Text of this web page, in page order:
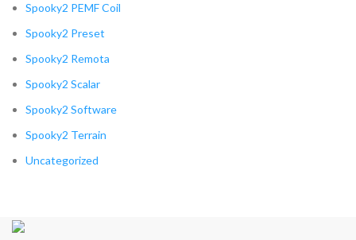
Spooky2 PEMF Coil
Spooky2 Preset
Spooky2 Remota
Spooky2 Scalar
Spooky2 Software
Spooky2 Terrain
Uncategorized